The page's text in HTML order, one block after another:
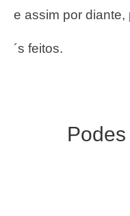
e assim por
´s feitos.